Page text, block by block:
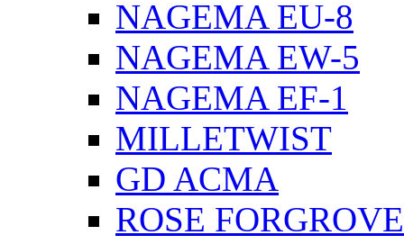
NAGEMA EU-8
NAGEMA EW-5
NAGEMA EF-1
MILLETWIST
GD ACMA
ROSE FORGROVE